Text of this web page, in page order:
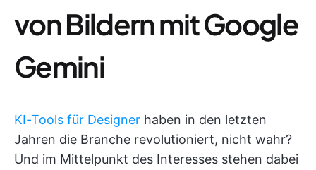
von Bildern mit Google
Gemini
KI-Tools für Designer haben in den letzten
Jahren die Branche revolutioniert, nicht wahr?
Und im Mittelpunkt des Interesses stehen dabei